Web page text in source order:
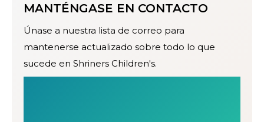
MANTÉNGASE EN CONTACTO
Únase a nuestra lista de correo para
mantenerse actualizado sobre todo lo que
sucede en Shriners Children's.